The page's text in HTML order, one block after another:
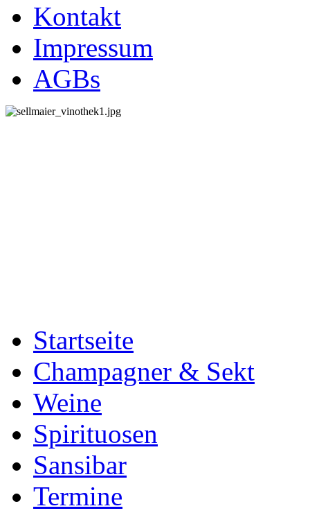
Kontakt
Impressum
AGBs
Startseite
Champagner & Sekt
Weine
Spirituosen
Sansibar
Termine